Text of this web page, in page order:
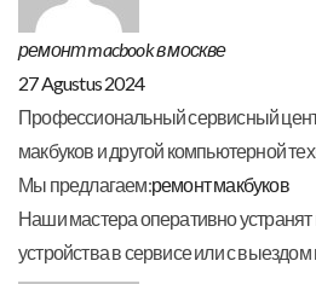
ремонт macbook в москве
27 Agustus 2024
Профессиональный сервисный
макбуков и другой компьютерной
Мы предлагаем:ремонт макбуков
Наши мастера оперативно
устройства в сервисе или с